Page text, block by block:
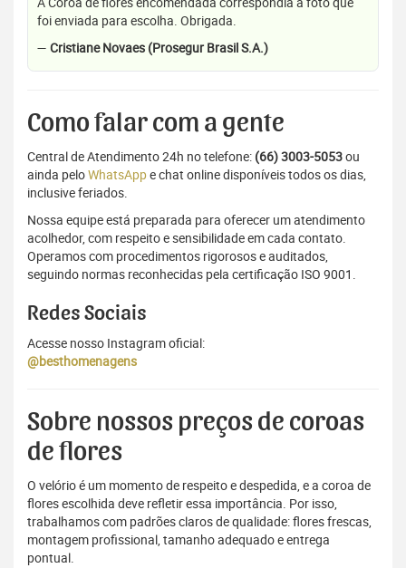
foi enviada para escolha. Obrigada.
— Cristiane Novaes (Prosegur Brasil S.A.)
Como falar com a gente
Central de Atendimento 24h no telefone: (66) 3003-5053ou
ainda peloWhatsAppe chat online disponíveis todos os dias,
inclusive feriados.
Nossa equipe está preparada para oferecer um atendimento
acolhedor, com respeito e sensibilidade em cada contato.
Operamos com procedimentos rigorosos e auditados,
seguindo normas reconhecidas pela certificação ISO 9001.
Redes Sociais
Acesse nosso Instagram oficial:
@besthomenagens
Sobre nossos preços de coroas
de flores
O velório é um momento de respeito e despedida, e a coroa de
flores escolhida deve refletir essa importância. Por isso,
trabalhamos com padrões claros de qualidade: flores frescas,
montagem profissional, tamanho adequado e entrega
pontual.